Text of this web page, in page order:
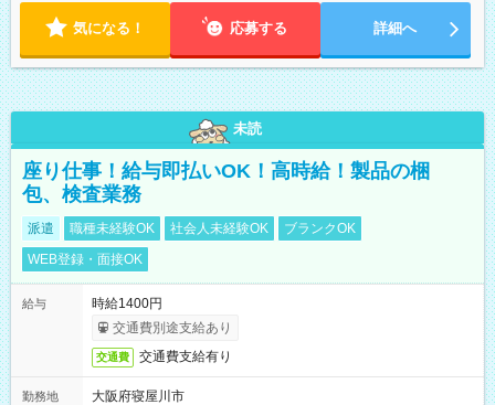
気になる！ 応募する 詳細へ
未読
座り仕事！給与即払いOK！高時給！製品の梱
包、検査業務
派遣 職種未経験OK 社会人未経験OK
ブランクOK
WEB登録・面接OK
給与
時給1400円
交通費別途支給あり
交通費 交通費支給有り
勤務地
大阪府寝屋川市